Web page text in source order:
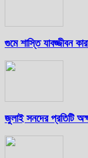
গুমে শাস্তি যাবজ্জীবন
জুলাই সনদের প্রতিটি